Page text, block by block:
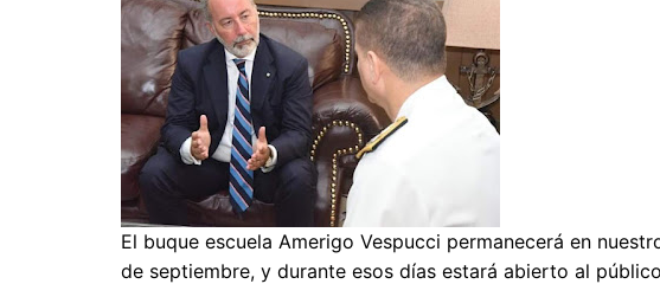
El buque escuela Amerigo Vespucci permanecerá en
de septiembre, y durante esos días estará abierto al